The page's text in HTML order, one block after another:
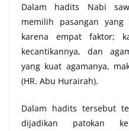
Dalam hadits Nabi
memilih pasangan yang
karena empat faktor;
kecantikannya, dan
yang kuat agamanya,
(HR. Abu Hurairah).
Dalam hadits tersebut
dijadikan patokan